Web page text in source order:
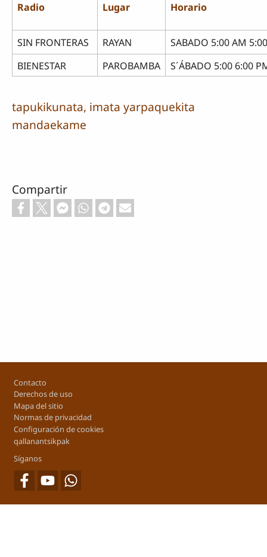
Radio Lugar Horario
SIN FRONTERAS RAYAN
SABADO 5:00 AM
BIENESTAR
PAROBAMBA S´ÁBADO 5:00 6:00
tapukikunata, imata yarpaquekita
mandaekame
Compartir
Footer
Contacto
Derechos de uso
Mapa del sitio
Normas de privacidad
Configuración de cookies
qallanantsikpak
Síganos